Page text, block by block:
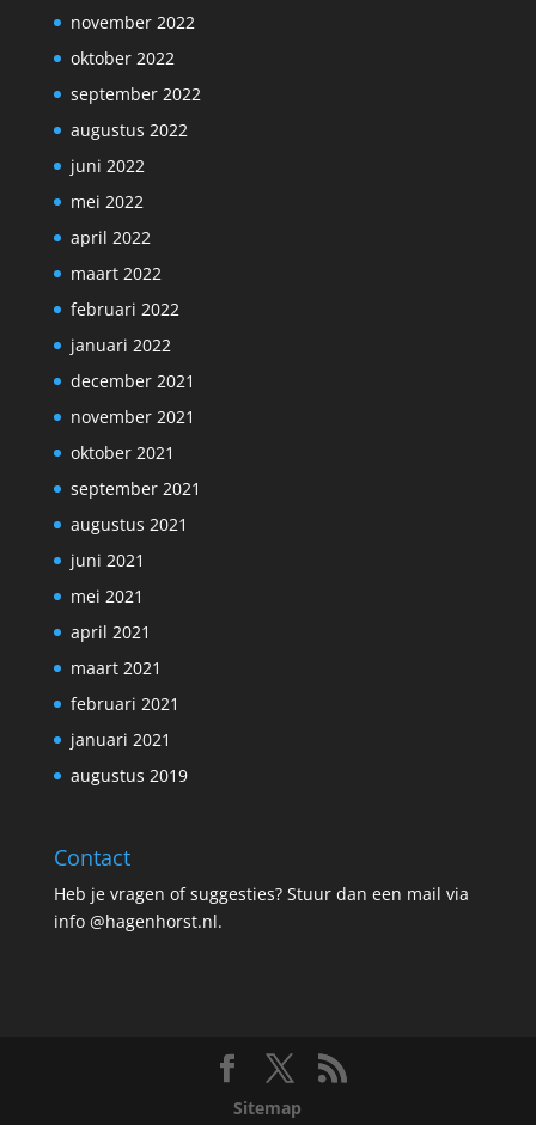
november 2022
oktober 2022
september 2022
augustus 2022
juni 2022
mei 2022
april 2022
maart 2022
februari 2022
januari 2022
december 2021
november 2021
oktober 2021
september 2021
augustus 2021
juni 2021
mei 2021
april 2021
maart 2021
februari 2021
januari 2021
augustus 2019
Contact
Heb je vragen of suggesties? Stuur dan een mail via
info @hagenhorst.nl.
Sitemap